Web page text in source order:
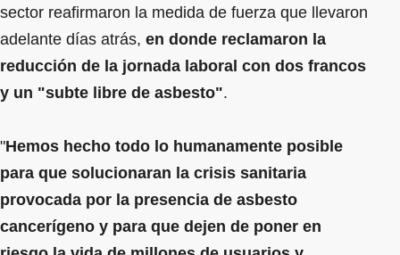
sector reafirmaron la medida de fuerza que llevaron
adelante días atrás, en donde reclamaron la
reducción de la jornada laboral con dos francos
y un "subte libre de asbesto".
"Hemos hecho todo lo humanamente posible
para que solucionaran la crisis sanitaria
provocada por la presencia de asbesto
cancerígeno y para que dejen de poner en